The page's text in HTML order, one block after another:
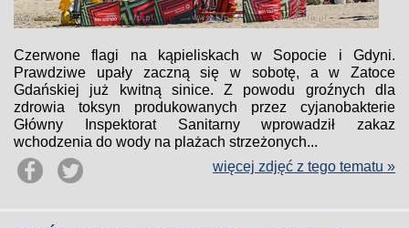
Czerwone flagi na kąpieliskach w Sopocie i Gdyni.
Prawdziwe upały zaczną się w sobotę, a w Zatoce
Gdańskiej już kwitną sinice. Z powodu groźnych dla
zdrowia toksyn produkowanych przez cyjanobakterie
Główny Inspektorat Sanitarny wprowadził zakaz
wchodzenia do wody na plażach strzeżonych...
więcej zdjęć z tego tematu »